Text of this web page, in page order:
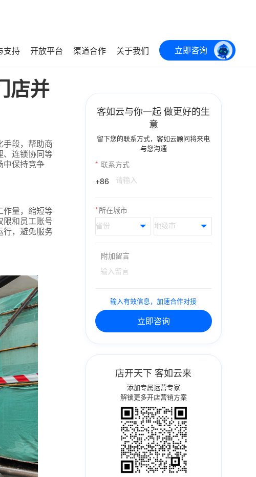
支持 开放平台 渠道合作 关于我们 立即咨询
店并
手段，帮助商
、连锁协同等
中保持竞争
作量，缩短等
限和员工账号
行，避免服务
客如云与你一起 做更好的生
意
留下您的联系方式，客如云顾问将来电
与您沟通
* 联系方式
+86
*所在城市
附加留言
输入有效信息，加速合作对接
立即咨询
店开天下 客如云来
添加专属运营专家
解锁更多开店营销方案